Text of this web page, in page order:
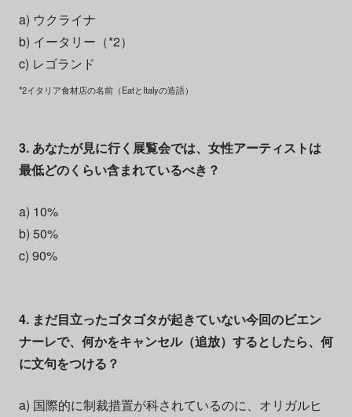
a) ウクライナ
b) イータリー（*2）
c) レゴランド
*2イタリア食材店の名前（EatとItalyの造語）
3. あなたが見に行く展覧会では、女性アーティストは
最低どのくらい含まれているべき？
a) 10%
b) 50%
c) 90%
4. まだ目立ったゴタゴタが起きていない今回のビエン
ナーレで、何かをキャンセル（追放）するとしたら、何
に文句をつける？
a) 国際的に制裁措置が科されているのに、オリガルヒ